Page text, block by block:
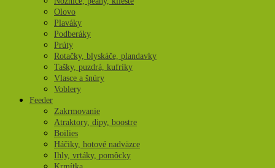
Olovo
Plaváky
Podberáky
Prúty
Rotačky, blyskáče, plandavky
Tašky, puzdrá, kufríky
Vlasce a šnúry
Voblery
Feeder
Zakrmovanie
Atraktory, dipy, boostre
Boilies
Háčiky, hotové nadväzce
Ihly, vrtáky, pomôcky